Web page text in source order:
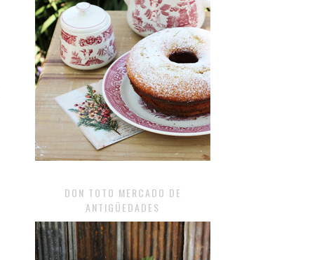
DON TOTO MERCADO DE
ANTIGÜEDADES